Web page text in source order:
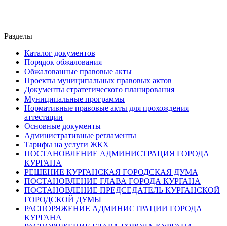
Разделы
Каталог документов
Порядок обжалования
Обжалованные правовые акты
Проекты муниципальных правовых актов
Документы стратегического планирования
Муниципальные программы
Нормативные правовые акты для прохождения
аттестации
Основные документы
Административные регламенты
Тарифы на услуги ЖКХ
ПОСТАНОВЛЕНИЕ АДМИНИСТРАЦИЯ ГОРОДА
КУРГАНА
РЕШЕНИЕ КУРГАНСКАЯ ГОРОДСКАЯ ДУМА
ПОСТАНОВЛЕНИЕ ГЛАВА ГОРОДА КУРГАНА
ПОСТАНОВЛЕНИЕ ПРЕДСЕДАТЕЛЬ КУРГАНСКОЙ
ГОРОДСКОЙ ДУМЫ
РАСПОРЯЖЕНИЕ АДМИНИСТРАЦИИ ГОРОДА
КУРГАНА